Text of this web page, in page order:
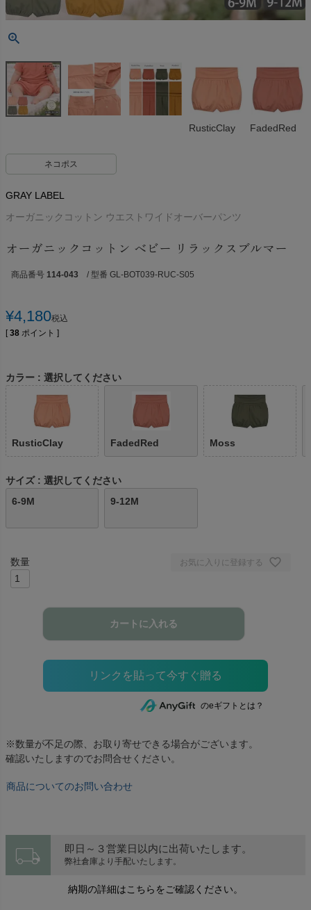
RusticClay FadedRed
ネコポス
GRAY LABEL
オーガニックコットン ウエストワイドオーバーパンツ
オーガニックコットン ベビー リラックスブルマー
商品番号 114-043 / 型番 GL-BOT039-RUC-S05
¥4,180税込
[ 38 ポイント ]
カラー 選択してください
RusticClay FadedRed Moss
サイズ
選択してください
6-9M
9-12M
お気に入りに登録する
カートに入れる
のeギフトとは？
※数量が不足の際、お取り寄せできる場合がございます。
確認いたしますのでお問合せください。
商品についてのお問い合わせ
local_shipping 即日～３営業日以内に出荷いたします。
弊社倉庫より手配いたします。
納期の詳細はこちらをご確認ください。